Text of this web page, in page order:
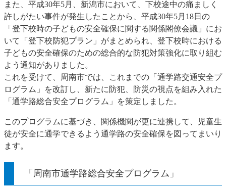
また、平成30年5月、新潟市において、下校途中の痛ましく
許しがたい事件が発生したことから、平成30年5月18日の
「登下校時の子どもの安全確保に関する関係閣僚会議」にお
いて「登下校防犯プラン」がまとめられ、登下校時における
子どもの安全確保のための総合的な防犯対策強化に取り組む
よう通知がありました。
これを受けて、周南市では、これまでの「通学路交通安全プ
ログラム」を改訂し、新たに防犯、防災の視点を組み入れた
「通学路総合安全プログラム」を策定しました。
このプログラムに基づき、関係機関が更に連携して、児童生
徒が安全に通学できるよう通学路の安全確保を図ってまいり
ます。
「周南市通学路総合安全プログラム」